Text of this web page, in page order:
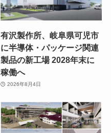
有沢製作所、岐阜県可児市
に半導体・パッケージ関連
製品の新工場 2028年末に
稼働へ
2026年8月4日